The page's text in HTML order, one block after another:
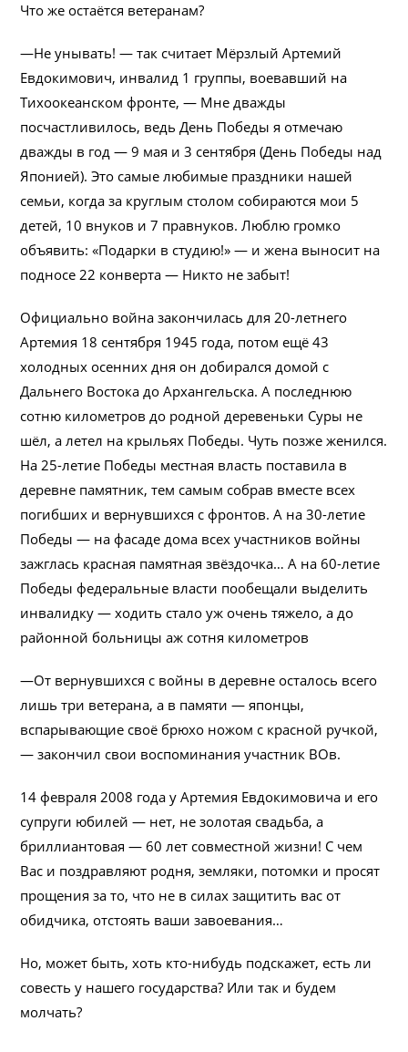
Что же остаётся ветеранам?
—Не унывать! — так считает Мёрзлый Артемий
Евдокимович, инвалид 1 группы, воевавший на
Тихоокеанском фронте, — Мне дважды
посчастливилось, ведь День Победы я отмечаю
дважды в год — 9 мая и 3 сентября (День Победы над
Японией). Это самые любимые праздники нашей
семьи, когда за круглым столом собираются мои 5
детей, 10 внуков и 7 правнуков. Люблю громко
объявить: «Подарки в студию!» — и жена выносит на
подносе 22 конверта — Никто не забыт!
Официально война закончилась для 20-летнего
Артемия 18 сентября 1945 года, потом ещё 43
холодных осенних дня он добирался домой с
Дальнего Востока до Архангельска. А последнюю
сотню километров до родной деревеньки Суры не
шёл, а летел на крыльях Победы. Чуть позже женился.
На 25-летие Победы местная власть поставила в
деревне памятник, тем самым собрав вместе всех
погибших и вернувшихся с фронтов. А на 30-летие
Победы — на фасаде дома всех участников войны
зажглась красная памятная звёздочка… А на 60-летие
Победы федеральные власти пообещали выделить
инвалидку — ходить стало уж очень тяжело, а до
районной больницы аж сотня километров
—От вернувшихся с войны в деревне осталось всего
лишь три ветерана, а в памяти — японцы,
вспарывающие своё брюхо ножом с красной ручкой,
— закончил свои воспоминания участник ВОв.
14 февраля 2008 года у Артемия Евдокимовича и его
супруги юбилей — нет, не золотая свадьба, а
бриллиантовая — 60 лет совместной жизни! С чем
Вас и поздравляют родня, земляки, потомки и просят
прощения за то, что не в силах защитить вас от
обидчика, отстоять ваши завоевания…
Но, может быть, хоть кто-нибудь подскажет, есть ли
совесть у нашего государства? Или так и будем
молчать?